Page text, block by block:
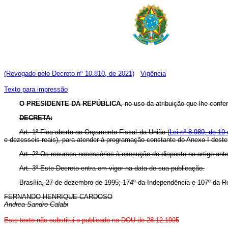
(Revogado pelo Decreto nº 10.810, de 2021) Vigência
Texto para impressão
O PRESIDENTE DA REPÚBLICA, no uso da atribuição que lhe
DECRETA:
Art. 1º Fica aberto ao Orçamento Fiscal da União (Lei nº 8.980, de 19
e dezesseis reais), para atender à programação constante do Anexo I
Art. 2º Os recursos necessários à execução do disposto no artigo
Art. 3º Este Decreto entra em vigor na data de sua publicação.
Brasília, 27 de dezembro de 1995; 174º da Independência e 107º da
FERNANDO HENRIQUE CARDOSO
Andrea Sandro Calabi
Este texto não substitui o publicado no DOU de 28.12.1995